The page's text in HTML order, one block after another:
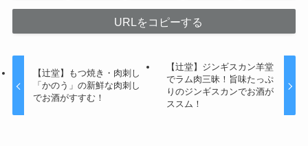
URLをコピーする
【辻堂】もつ焼き・肉刺し
「かのう」の新鮮な肉刺し
でお酒がすすむ！
【辻堂】ジンギスカン羊堂
でラム肉三昧！旨味たっぷ
りのジンギスカンでお酒が
ススム！